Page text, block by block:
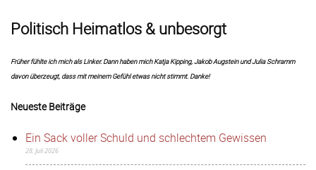
Politisch Heimatlos & unbesorgt
Früher fühlte ich mich als Linker. Dann haben mich Katja Kipping, Jakob Augstein und Julia Schramm
davon überzeugt, dass mit meinem Gefühl etwas nicht stimmt. Danke!
Neueste Beiträge
Ein Sack voller Schuld und schlechtem Gewissen
28. Juli 2026